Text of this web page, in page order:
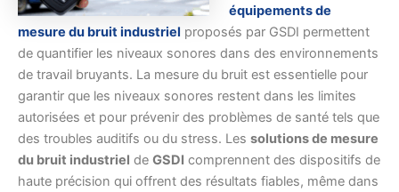
équipements de
mesure du bruit industriel proposés par GSDI permettent
de quantifier les niveaux sonores dans des environnements
de travail bruyants. La mesure du bruit est essentielle pour
garantir que les niveaux sonores restent dans les limites
autorisées et pour prévenir des problèmes de santé tels que
des troubles auditifs ou du stress. Les solutions de mesure
du bruit industriel de GSDI comprennent des dispositifs de
haute précision qui offrent des résultats fiables, même dans